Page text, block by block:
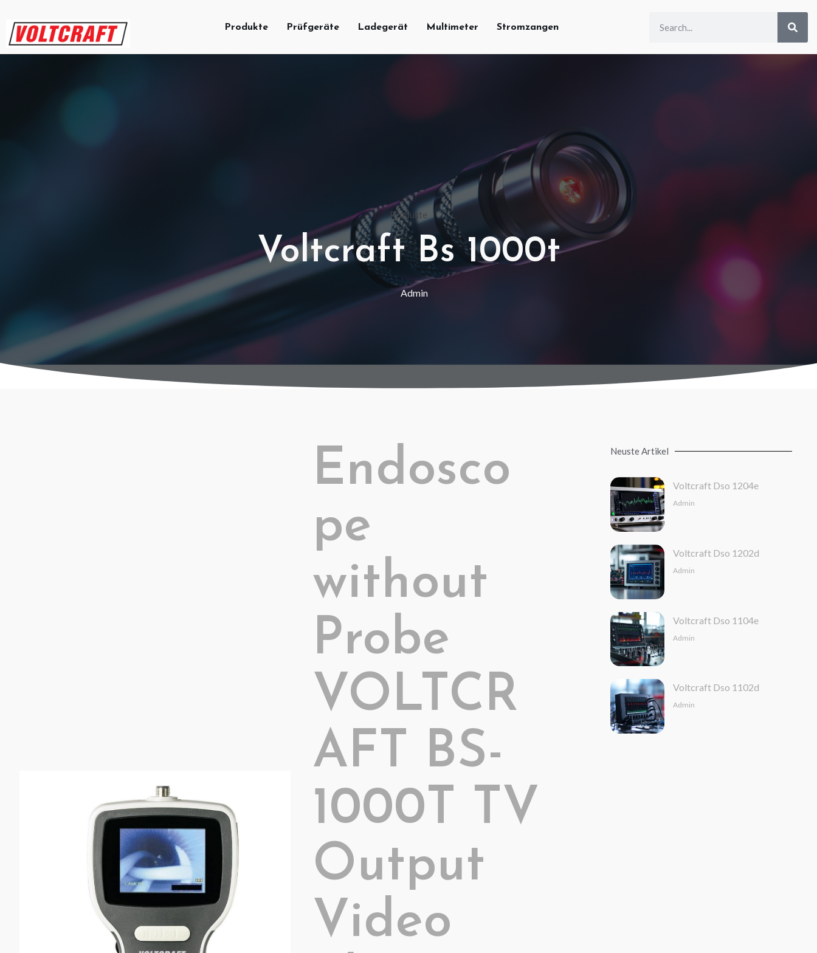
Produkte Prüfgeräte Ladegerät Multimeter Stromzangen
Produkte
Voltcraft Bs 1000t
Admin
Endosco
pe
without
Probe
VOLTCR
AFT BS-
1000T TV
Output
Video
Neuste Artikel
Voltcraft Dso 1204e
Admin
Voltcraft Dso 1202d
Admin
Voltcraft Dso 1104e
Admin
Voltcraft Dso 1102d
Admin